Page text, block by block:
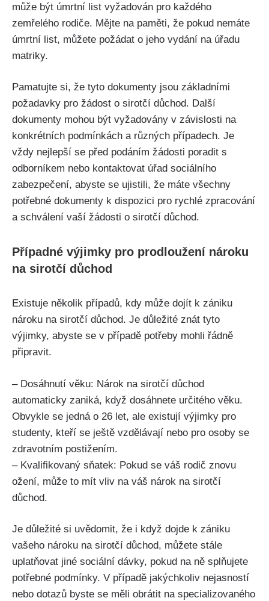
může být úmrtní list vyžadován pro každého
zemřelého rodiče. Mějte na paměti, že pokud nemáte
úmrtní list, můžete požádat o jeho vydání na úřadu
matriky.
Pamatujte si, že tyto dokumenty jsou základními
požadavky pro žádost o sirotčí důchod. Další
dokumenty mohou být vyžadovány v závislosti na
konkrétních podmínkách a různých případech. Je
vždy nejlepší se před podáním žádosti poradit s
odborníkem nebo kontaktovat úřad sociálního
zabezpečení, abyste se ujistili, že máte všechny
potřebné dokumenty k dispozici pro rychlé zpracování
a schválení vaší žádosti o sirotčí důchod.
Případné výjimky pro prodloužení nároku
na sirotčí důchod
Existuje několik případů, kdy může dojít k zániku
nároku na sirotčí důchod. Je důležité znát tyto
výjimky, abyste se v případě potřeby mohli řádně
připravit.
– Dosáhnutí věku: Nárok na sirotčí důchod
automaticky zaniká, když dosáhnete určitého věku.
Obvykle se jedná o 26 let, ale existují výjimky pro
studenty, kteří se ještě vzdělávají nebo pro osoby se
zdravotním postižením.
– Kvalifikovaný sňatek: Pokud se váš rodič znovu
ožení, může to mít vliv na váš nárok na sirotčí
důchod.
Je důležité si uvědomit, že i když dojde k zániku
vašeho nároku na sirotčí důchod, můžete stále
uplatňovat jiné sociální dávky, pokud na ně splňujete
potřebné podmínky. V případě jakýchkoliv nejasností
nebo dotazů byste se měli obrátit na specializovaného